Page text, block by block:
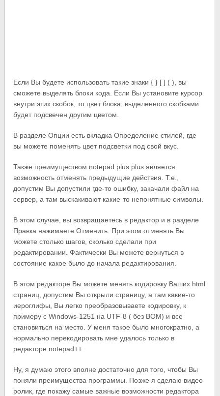
Если Вы будете использовать такие знаки { } [ ] ( ), вы
сможете выделять блоки кода. Если Вы установите курсор
внутри этих скобок, то цвет блока, выделенного скобками
будет подсвечен другим цветом.
В разделе Опции есть вкладка Определение стилей, где
вы можете поменять цвет подсветки под свой вкус.
Также преимуществом notepad plus plus является
возможность отменять предыдущие действия. Т.е.,
допустим Вы допустили где-то ошибку, закачали файл на
сервер, а там выскакивают какие-то непонятные символы.
В этом случае, вы возвращаетесь в редактор и в разделе
Правка нажимаете Отменить. При этом отменять Вы
можете столько шагов, сколько сделали при
редактировании. Фактически Вы можете вернуться в
состояние какое было до начала редактирования.
В этом редакторе Вы можете менять кодировку Ваших html
страниц, допустим Вы открыли страницу, а там какие-то
иероглифы, Вы легко преобразовываете кодировку, к
примеру с Windows-1251 на UTF-8 ( без BOM) и все
становиться на место. У меня такое было многократно, а
нормально перекодировать мне удалось только в
редакторе notepad++.
Ну, я думаю этого вполне достаточно для того, чтобы Вы
поняли преимущества программы. Позже я сделаю видео
ролик, где покажу самые важные возможности редактора